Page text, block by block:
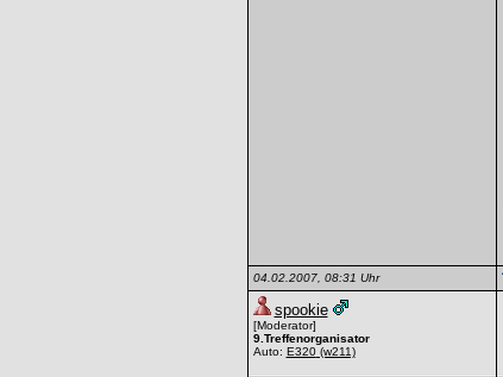
04.02.2007, 08:31 Uhr
spookie
[Moderator]
9.Treffenorganisator
Auto: E320(w211)